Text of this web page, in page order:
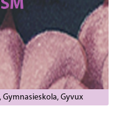
Gymnasieskola Gyvux